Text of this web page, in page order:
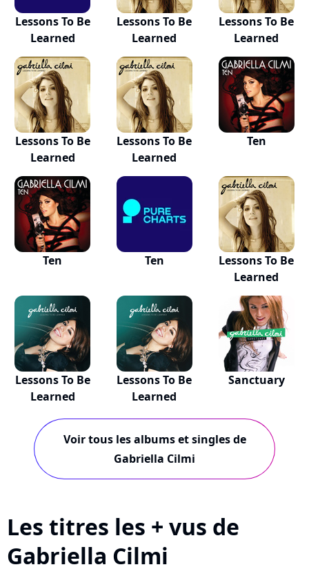
Lessons To Be
Learned
Lessons To Be
Learned
Lessons To Be
Learned
Lessons To Be
Learned
Lessons To Be
Learned
Ten
Ten Ten
Lessons To Be
Learned
Lessons To Be
Learned
Lessons To Be
Learned
Sanctuary
Voir tous les albums et singles de
Gabriella Cilmi
Les titres les + vus de
Gabriella Cilmi